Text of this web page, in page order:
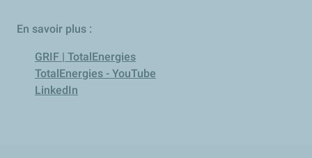
En savoir plus :
GRIF | TotalEnergies
TotalEnergies - YouTube
LinkedIn